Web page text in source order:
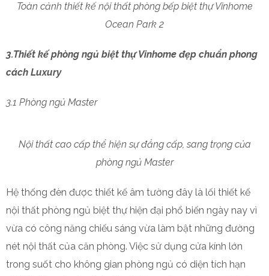
Toàn cảnh thiết kế nội thất phòng bếp biệt thự Vinhome
Ocean Park 2
3.Thiết kế phòng ngủ biệt thự Vinhome đẹp chuẩn phong
cách Luxury
3.1 Phòng ngủ Master
Nội thất cao cấp thể hiện sự đẳng cấp, sang trọng của
phòng ngủ Master
Hệ thống đèn được thiết kế âm tường đây là lối thiết kế
nội thất phòng ngủ biệt thự hiện đại phổ biến ngày nay vì
vừa có công năng chiếu sáng vừa làm bật những đường
nét nội thất của căn phòng. Việc sử dụng cửa kính lớn
trong suốt cho không gian phòng ngủ có diện tích hạn